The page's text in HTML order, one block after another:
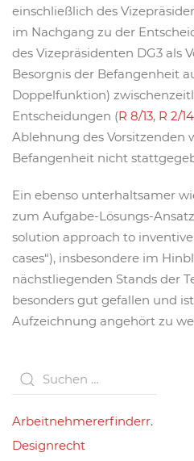
einschließlich des
im Nachgang zu der
des Vizepräsidenten DG3 als
Besorgnis der Befangenheit
Doppelfunktion)
Entscheidungen (R 8/13, R 2/14
Ablehnung des Vorsitzenden
Befangenheit nicht
Ein ebenso unterhaltsamer
zum Aufgabe-Lösungs-
solution approach to
cases“), insbesondere im
nächstliegenden Stands der
besonders gut gefallen und
Aufzeichnung angehört zu
Arbeitnehmererfinderr.
Designrecht